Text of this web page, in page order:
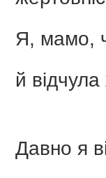
Я, мамо,
й
Давно я